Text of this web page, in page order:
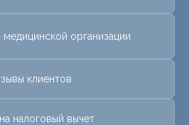
организации
клиентов
налоговый вычет